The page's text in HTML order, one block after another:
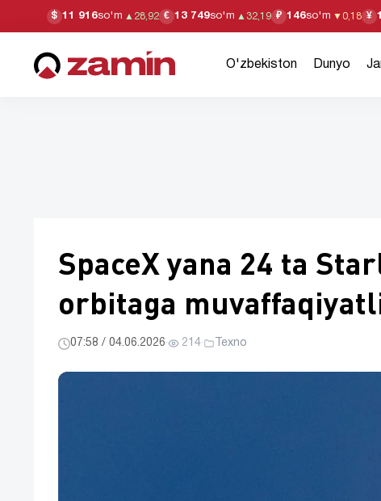
$ 11 916so'm ▲ 28,92 € 13 749so'm ▲ 32,19 ₽ 146so'm ▼ 0,18 ¥
O'zbekiston Dunyo
SpaceX yana 24 ta
orbitaga
07:58 / 04.06.2026· 214· Texno